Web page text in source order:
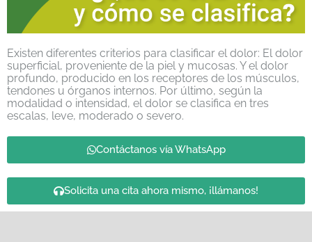
Existen diferentes criterios para clasificar el dolor: El dolor
superficial, proveniente de la piel y mucosas. Y el dolor
profundo, producido en los receptores de los músculos,
tendones u órganos internos. Por último, según la
modalidad o intensidad, el dolor se clasifica en tres
escalas, leve, moderado o severo.
Contáctanos vía WhatsApp
Solicita una cita ahora mismo, ¡llámanos!